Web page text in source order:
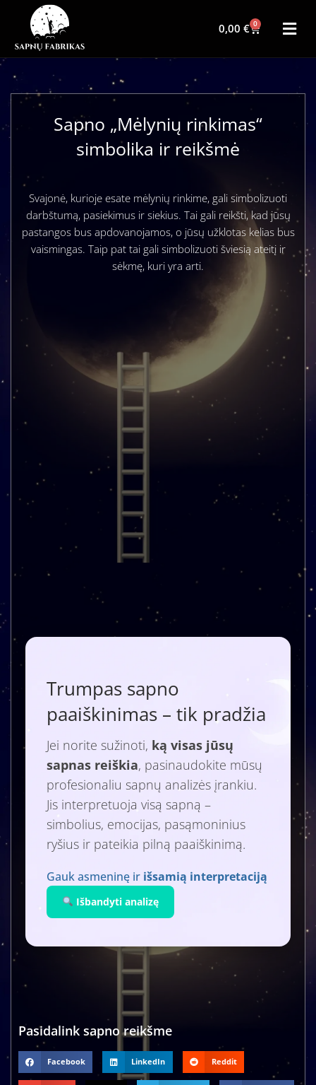
0,00 € 0
Sapno „Mėlynių rinkimas“
simbolika ir reikšmė
Svajonė, kurioje esate mėlynių rinkime, gali simbolizuoti
darbštumą, pasiekimus ir siekius. Tai gali reikšti, kad jūsų
pastangos bus apdovanojamos, o jūsų užklotas kelias bus
vaismingas. Taip pat tai gali simbolizuoti šviesią ateitį ir
sėkmę, kuri yra arti.
Trumpas sapno
paaiškinimas – tik pradžia
Jei norite sužinoti, ką visas jūsų
sapnas reiškia, pasinaudokite mūsų
profesionaliu sapnų analizės įrankiu.
Jis interpretuoja visą sapną –
simbolius, emocijas, pasąmoninius
ryšius ir pateikia pilną paaiškinimą.
Gauk asmeninę ir išsamią interpretaciją
Išbandyti analizę
Pasidalink sapno reikšme
Facebook LinkedIn Reddit